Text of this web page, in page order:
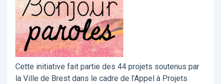
Cette initiative fait partie des 44 projets soutenus par
la Ville de Brest dans le cadre de l’Appel à Projets